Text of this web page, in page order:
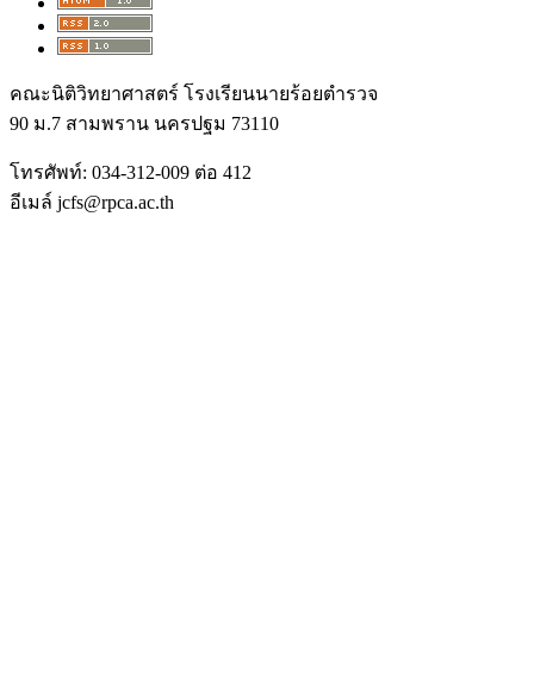
คณะนิติวิทยาศาสตร์ โรงเรียนนายร้อยตำรวจ
90 ม.7 สามพราน นครปฐม 73110
โทรศัพท์: 034-312-009 ต่อ 412
อีเมล์ jcfs@rpca.ac.th